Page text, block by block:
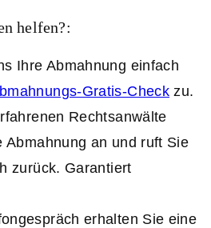
helfen?:
Ihre Abmahnung einfach
Gratis-Checkzu.
Rechtsanwälte
Abmahnung an und ruft Sie
zurück. Garantiert
erhalten Sie eine